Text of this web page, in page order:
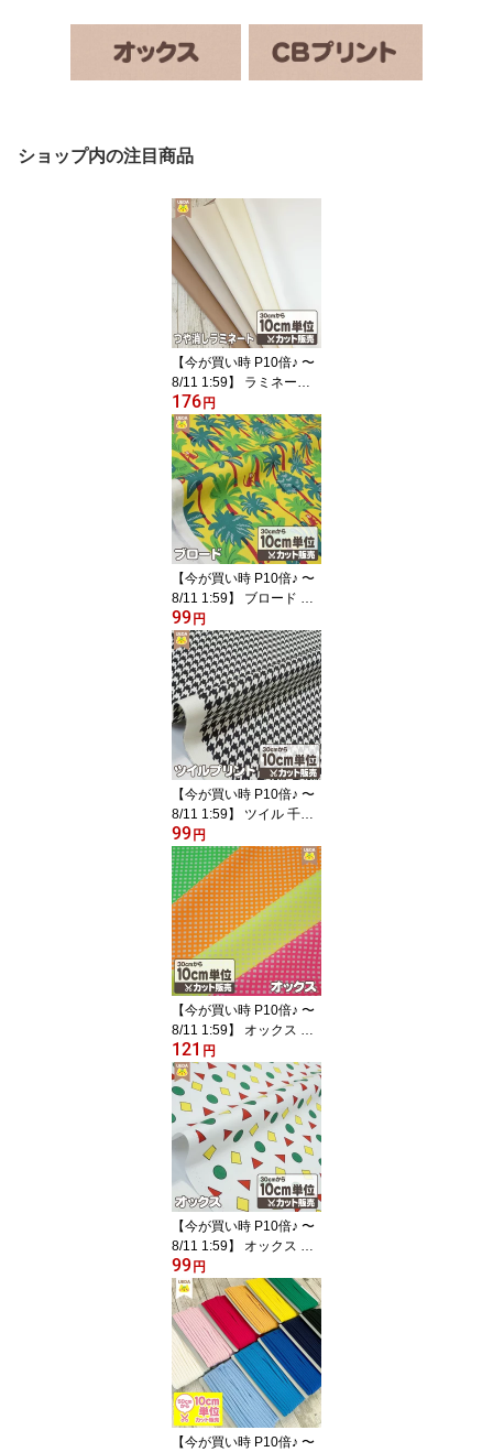
ショップ内の注目商品
【今が買い時 P10倍♪ 〜
8/11 1:59】 ラミネート
生地 無地 エクリュ ライ
ン つや消し オックス 無
地 ラミネート 生地【 メ
ール便は 1.5m(個数15)ま
で 対応可能 10cm単位カ
ット 】 FAB10
176 円
【今が買い時 P10倍♪ 〜
8/11 1:59】 ブロード 生
地 布 サル リゾート 木登
り 【 メール便は 300cm
(個数30)まで 対応可能 1
0cm単位カット 】 FAB1
0
99 円
【今が買い時 P10倍♪ 〜
8/11 1:59】 ツイル 千鳥
格子 チェック モノトー
ン チドリ 【 メール便は
250cm(個数25)まで 対応
可能 10cm単位カット 】
FAB10
99 円
【今が買い時 P10倍♪ 〜
8/11 1:59】 オックス 生
地 ネオン チェック 蛍光
カラー【 メール便は 250
cm(個数25)まで 対応可
能 10cm単位カット 】 F
AB10
121 円
【今が買い時 P10倍♪ 〜
8/11 1:59】 オックス 生
地 まる さんかく しかく
カラフル【 メール便は 2
50cm(個数25)まで 対応
可能 10cm単位カット 】
FAB10
99 円
【今が買い時 P10倍♪ 〜